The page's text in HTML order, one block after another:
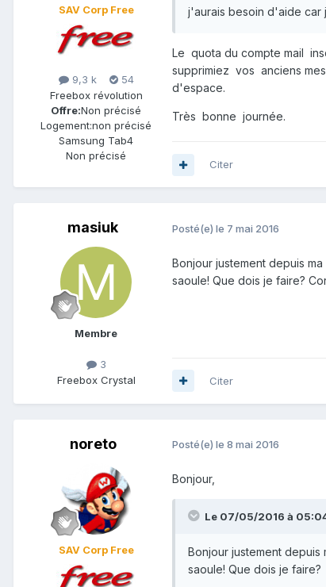
SAV Corp Free
9,3 k
54
Freebox révolution
Offre:Non précisé
Logement:non précisé
Samsung Tab4
Non précisé
j'aurais besoin d'aide car
Le quota du compte mail
supprimiez vos anciens
d'espace.
Très bonne journée.
Citer
masiuk
Membre
3
Freebox Crystal
Posté(e) le 7 mai 2016
Bonjour justement depuis
saoule! Que dois je faire?
Citer
noreto
SAV Corp Free
Posté(e) le 8 mai 2016
Bonjour,
Le 07/05/2016 à
Bonjour justement depuis
saoule! Que dois je faire?